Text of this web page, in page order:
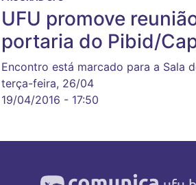
UFU promove
portaria do Pibid/
Encontro está marcado para a Sala
terça-feira, 26/04
19/04/2016 - 17:50